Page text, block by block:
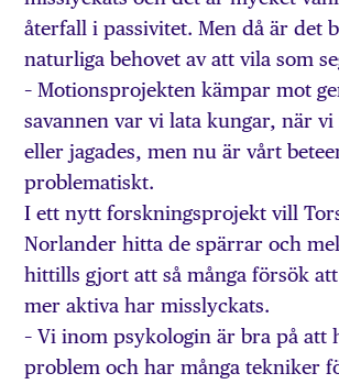
återfall i passivitet. Men då är det
naturliga behovet av att vila som
– Motionsprojekten kämpar mot
savannen var vi lata kungar, när vi
eller jagades, men nu är vårt
problematiskt.
I ett nytt forskningsprojekt vill
Norlander hitta de spärrar och
hittills gjort att så många försök
mer aktiva har misslyckats.
– Vi inom psykologin är bra på att
problem och har många tekniker